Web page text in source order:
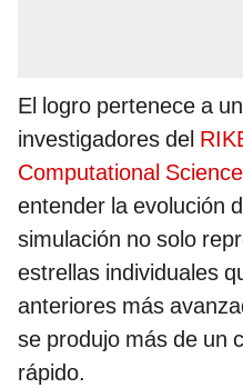
El logro pertenece a
investigadores del
Computational Science
entender la evolución
simulación no solo
estrellas individuales
anteriores más
se produjo más de un
rápido.